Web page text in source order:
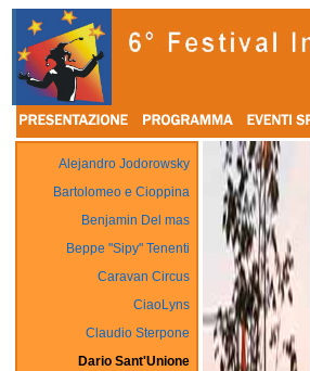
Alejandro Jodorowsky
Bartolomeo e Cioppina
Benjamin Del mas
Beppe "Sipy" Tenenti
Caravan Circus
CiaoLyns
Claudio Sterpone
Dario Sant'Unione